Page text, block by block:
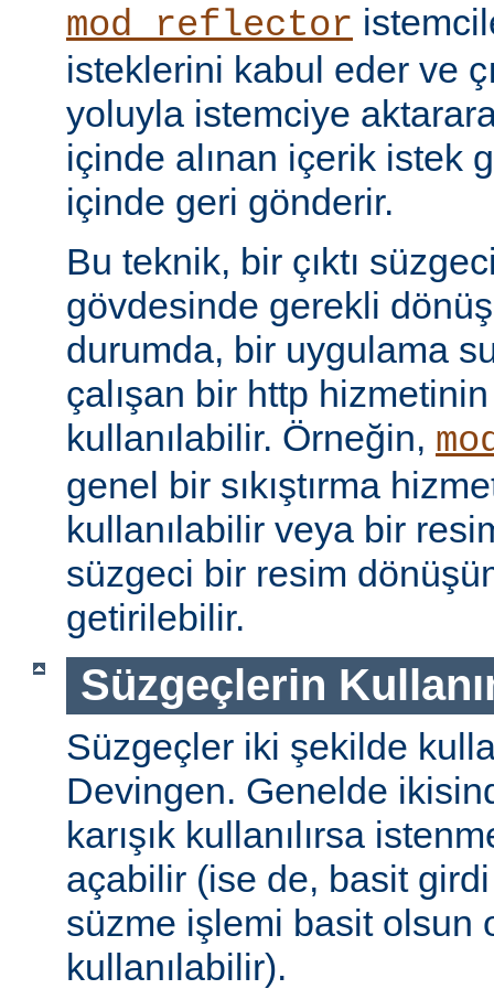
mod_reflector
isteklerini kabul eder ve
yoluyla istemciye
içinde alınan içerik istek
içinde geri gönderir.
Bu teknik, bir çıktı
gövdesinde gerekli
durumda, bir uygulama
çalışan bir http
kullanılabilir. Örneğin,
genel bir sıkıştırma
kullanılabilir veya bir
süzgeci bir resim
getirilebilir.
Süzgeçlerin
Süzgeçler iki şekilde
Devingen. Genelde
karışık kullanılırsa
açabilir (ise de, basit girdi
süzme işlemi basit olsun
kullanılabilir).